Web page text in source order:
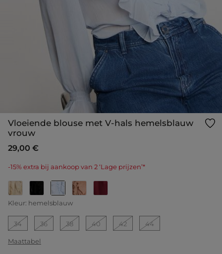
Vloeiende blouse met V-hals hemelsblauw
vrouw
29,00 €
-15% extra bij aankoop van 2 ‘Lage prijzen’*
geselecteerd
Kleur: hemelsblauw
34 36 38 40 42 44
Maattabel